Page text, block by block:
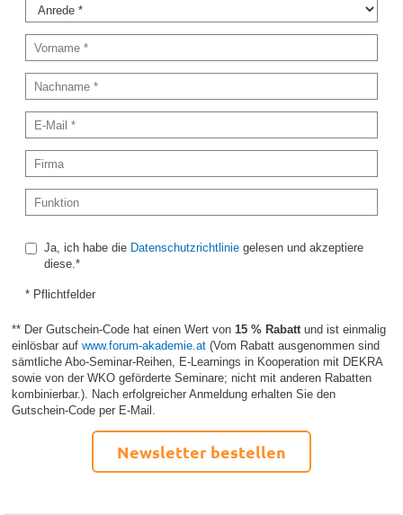
Ja, ich habe die Datenschutzrichtliniegelesen und akzeptiere
diese.*
* Pflichtfelder
** Der Gutschein-Code hat einen Wert von 15 % Rabatt und ist einmalig
einlösbar auf www.forum-akademie.at(Vom Rabatt ausgenommen sind
sämtliche Abo-Seminar-Reihen, E-Learnings in Kooperation mit DEKRA
sowie von der WKO geförderte Seminare; nicht mit anderen Rabatten
kombinierbar.). Nach erfolgreicher Anmeldung erhalten Sie den
Gutschein-Code per E-Mail.
Newsletter bestellen